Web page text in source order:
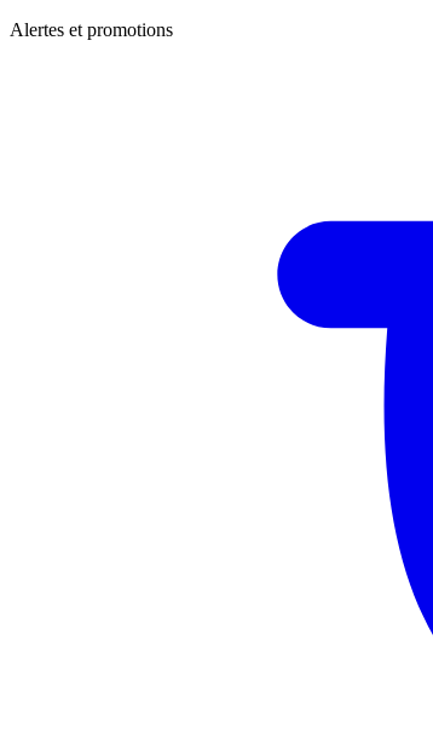
Alertes et promotions